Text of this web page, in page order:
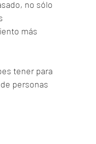
no sólo
más
tener para
personas